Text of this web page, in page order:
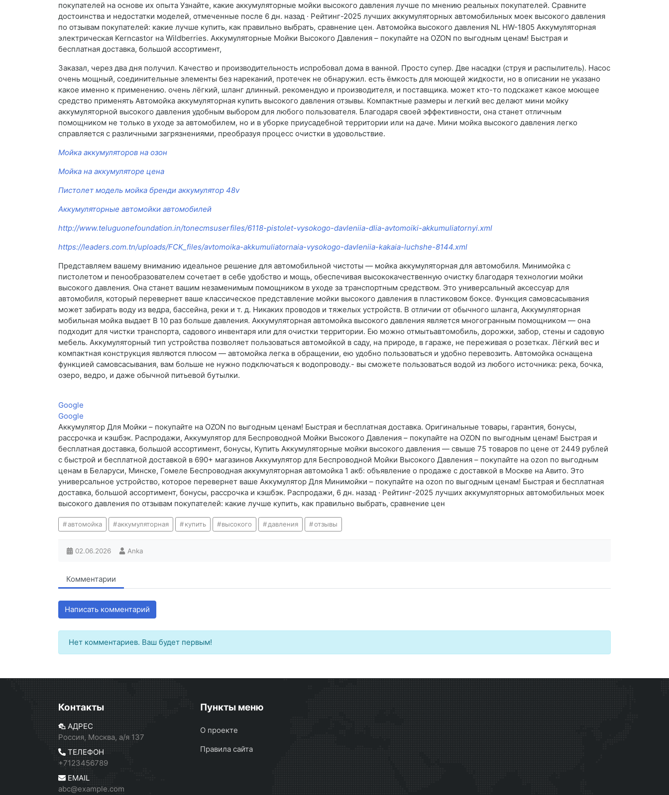
покупателей на основе их опыта Узнайте, какие аккумуляторные мойки высокого давления лучше по мнению реальных покупателей. Сравните
достоинства и недостатки моделей, отмеченные после 6 дн. назад · Рейтинг-2025 лучших аккумуляторных автомобильных моек высокого давления
по отзывам покупателей: какие лучше купить, как правильно выбрать, сравнение цен. Автомойка высокого давления NL HW-1805 Аккумуляторная
электрическая Kerncastor на Wildberries. Аккумуляторные Мойки Высокого Давления – покупайте на OZON по выгодным ценам! Быстрая и
бесплатная доставка, большой ассортимент,
Заказал, через два дня получил. Качество и производительность испробовал дома в ванной. Просто супер. Две насадки (струя и распылитель). Насос
очень мощный, соединительные элементы без нареканий, протечек не обнаружил. есть ёмкость для моющей жидкости, но в описании не указано
какое именно к применению. очень лёгкий, шланг длинный. рекомендую и производителя, и поставщика. может кто-то подскажет какое моющее
средство применять Автомойка аккумуляторная купить высокого давления отзывы. Компактные размеры и легкий вес делают мини мойку
аккумуляторной высокого давления удобным выбором для любого пользователя. Благодаря своей эффективности, она станет отличным
помощником не только в уходе за автомобилем, но и в уборке приусадебной территории или на даче. Мини мойка высокого давления легко
справляется с различными загрязнениями, преобразуя процесс очистки в удовольствие.
Мойка аккумуляторов на озон
Мойка на аккумуляторе цена
Пистолет модель мойка бренди аккумулятор 48v
Аккумуляторные автомойки автомобилей
http://www.teluguonefoundation.in/tonecmsuserfiles/6118-pistolet-vysokogo-davleniia-dlia-avtomoiki-akkumuliatornyi.xml
https://leaders.com.tn/uploads/FCK_files/avtomoika-akkumuliatornaia-vysokogo-davleniia-kakaia-luchshe-8144.xml
Представляем вашему вниманию идеальное решение для автомобильной чистоты — мойка аккумуляторная для автомобиля. Минимойка с
пистолетом и пенообразователем сочетает в себе удобство и мощь, обеспечивая высококачественную очистку благодаря технологии мойки
высокого давления. Она станет вашим незаменимым помощником в уходе за транспортным средством. Это универсальный аксессуар для
автомобиля, который перевернет ваше классическое представление мойки высокого давления в пластиковом боксе. Функция самовсасывания
может забирать воду из ведра, бассейна, реки и т. д. Никаких проводов и тяжелых устройств. В отличии от обычного шланга, Аккумуляторная
мобильная мойка выдает В 10 раз больше давления. Аккумуляторная автомойка высокого давления является многогранным помощником — она
подходит для чистки транспорта, садового инвентаря или для очистки территории. Ею можно отмытьавтомобиль, дорожки, забор, стены и садовую
мебель. Аккумуляторный тип устройства позволяет пользоваться автомойкой в саду, на природе, в гараже, не переживая о розетках. Лёгкий вес и
компактная конструкция являются плюсом — автомойка легка в обращении, ею удобно пользоваться и удобно перевозить. Автомойка оснащена
функцией самовсасывания, вам больше не нужно подключаться к водопроводу.- вы сможете пользоваться водой из любого источника: река, бочка,
озеро, ведро, и даже обычной питьевой бутылки.
Google
Google
Аккумулятор Для Мойки – покупайте на OZON по выгодным ценам! Быстрая и бесплатная доставка. Оригинальные товары, гарантия, бонусы,
рассрочка и кэшбэк. Распродажи, Аккумулятор для Беспроводной Мойки Высокого Давления – покупайте на OZON по выгодным ценам! Быстрая и
бесплатная доставка, большой ассортимент, бонусы, Купить Аккумуляторные мойки высокого давления — свыше 75 товаров по цене от 2449 рублей
с быстрой и бесплатной доставкой в 690+ магазинов Аккумулятор для Беспроводной Мойки Высокого Давления – покупайте на ozon по выгодным
ценам в Беларуси, Минске, Гомеле Беспроводная аккумуляторная автомойка 1 акб: объявление о продаже с доставкой в Москве на Авито. Это
универсальное устройство, которое перевернет ваше Аккумулятор Для Минимойки – покупайте на ozon по выгодным ценам! Быстрая и бесплатная
доставка, большой ассортимент, бонусы, рассрочка и кэшбэк. Распродажи, 6 дн. назад · Рейтинг-2025 лучших аккумуляторных автомобильных моек
высокого давления по отзывам покупателей: какие лучше купить, как правильно выбрать, сравнение цен
автомойка аккумуляторная купить высокого давления отзывы
02.06.2026 Anka
Комментарии
Написать комментарий
Нет комментариев. Ваш будет первым!
Контакты
АДРЕС
Россия, Москва, а/я 137
ТЕЛЕФОН
+7123456789
EMAIL
abc@example.com
Пункты меню
О проекте
Правила сайта